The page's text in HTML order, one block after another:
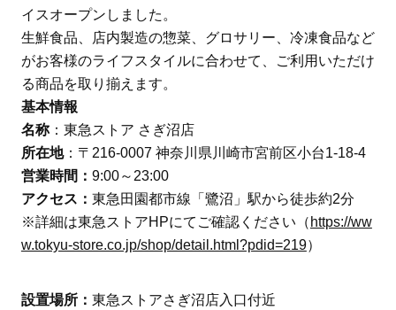
イスオープンしました。
生鮮食品、店内製造の惣菜、グロサリー、冷凍食品など
がお客様のライフスタイルに合わせて、ご利用いただけ
る商品を取り揃えます。
基本情報
名称：東急ストア さぎ沼店
所在地：〒216-0007 神奈川県川崎市宮前区小台1-18-4
営業時間： 9:00～23:00
アクセス： 東急田園都市線「鷺沼」駅から徒歩約2分
※詳細は東急ストアHPにてご確認ください（ https://ww
w.tokyu-store.co.jp/shop/detail.html?pdid=219）
設置場所： 東急ストアさぎ沼店入口付近